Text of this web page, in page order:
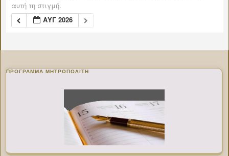
αυτή τη στιγμή.
ΑΥΓ 2026
ΠΡΌΓΡΑΜΜΑ ΜΗΤΡΟΠΟΛΊΤΗ